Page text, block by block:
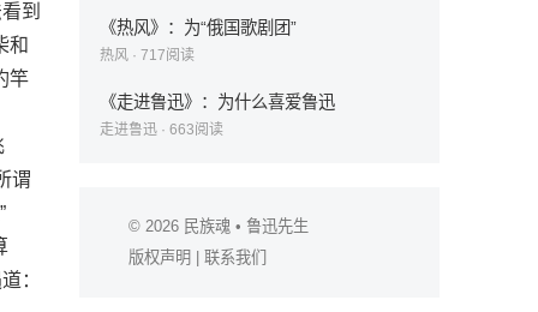
到
和
竿
谓
：
《热风》：为“俄国歌剧团”
热风 · 717阅读
《走进鲁迅》：为什么喜爱鲁迅
走进鲁迅 · 663阅读
© 2026 民族魂 • 鲁迅先生
版权声明
联系我们